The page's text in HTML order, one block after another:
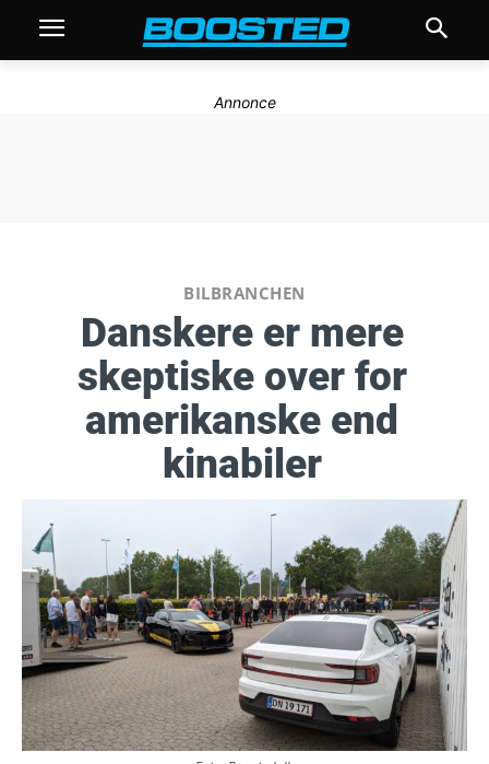
Annonce
BILBRANCHEN
Danskere er mere
skeptiske over for
amerikanske end
kinabiler